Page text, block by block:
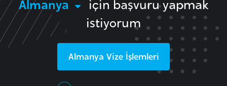
istiyorum
Almanya Vize İşlemleri
K